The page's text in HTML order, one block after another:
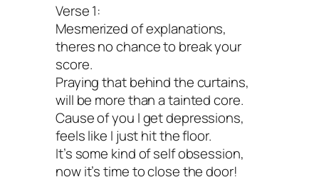
Verse 1:
Mesmerized of explanations,
theres no chance to break your
score.
Praying that behind the curtains,
will be more than a tainted core.
Cause of you I get depressions,
feels like I just hit the floor.
It’s some kind of self obsession,
now it’s time to close the door!